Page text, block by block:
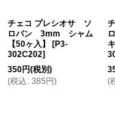
チェコ プレシオサ ソ
ロバン 3mm シャム
【50ヶ入】
[P3-
302C202]
350円(税別)
(税込 : 385 円)
(